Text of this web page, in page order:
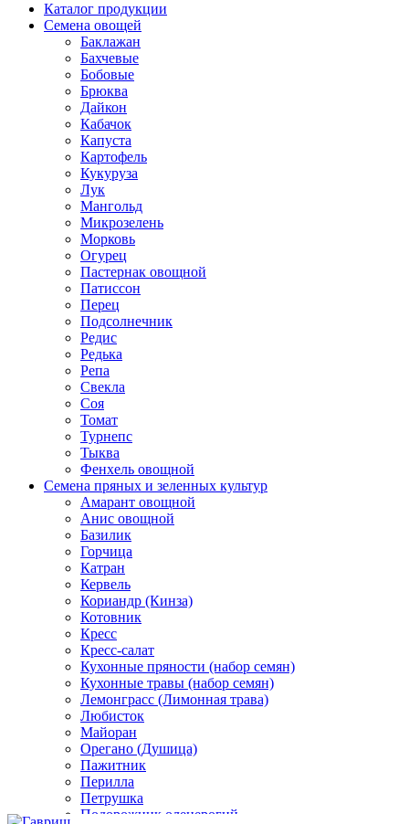
Каталог продукции
Семена овощей
Баклажан
Бахчевые
Бобовые
Брюква
Дайкон
Кабачок
Капуста
Картофель
Кукуруза
Лук
Мангольд
Микрозелень
Морковь
Огурец
Пастернак овощной
Патиссон
Перец
Подсолнечник
Редис
Редька
Репа
Свекла
Соя
Томат
Турнепс
Тыква
Фенхель овощной
Семена пряных и зеленных культур
Амарант овощной
Анис овощной
Базилик
Горчица
Катран
Кервель
Кориандр (Кинза)
Котовник
Кресс
Кресс-салат
Кухонные пряности (набор семян)
Кухонные травы (набор семян)
Лемонграсс (Лимонная трава)
Любисток
Майоран
Орегано (Душица)
Пажитник
Перилла
Петрушка
Подорожник оленерогий